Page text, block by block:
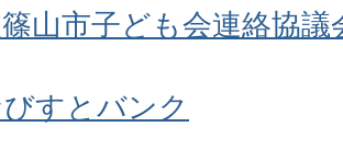
山市子ども会連絡協議
すとバンク